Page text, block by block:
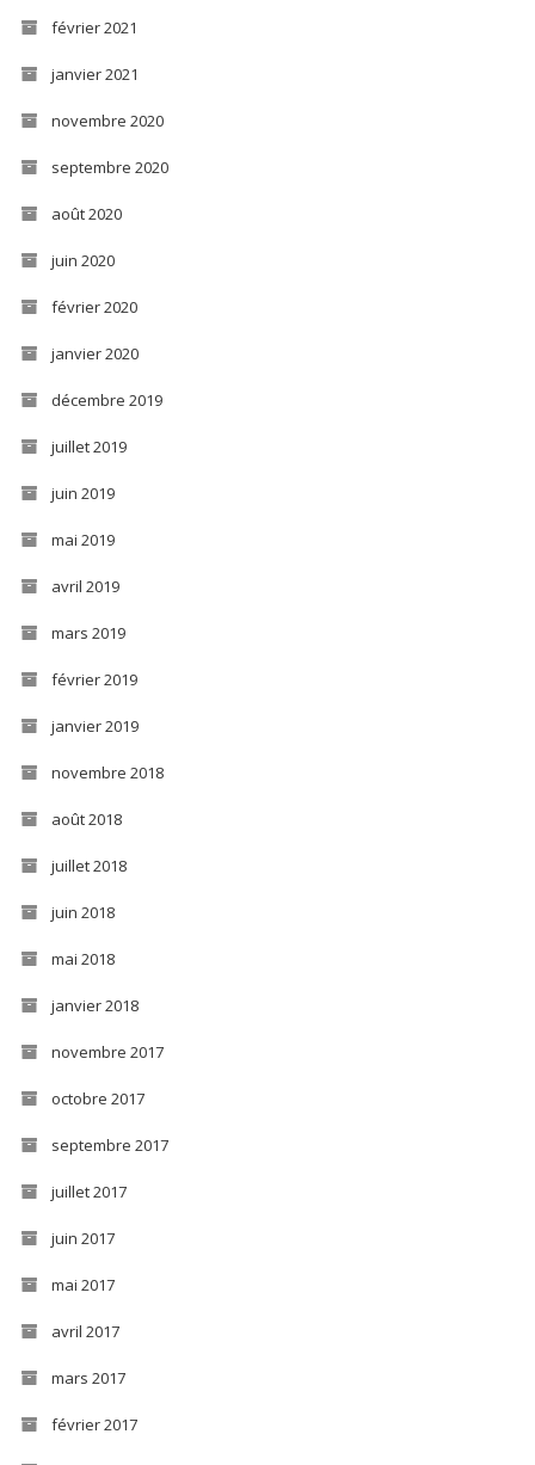
février 2021
janvier 2021
novembre 2020
septembre 2020
août 2020
juin 2020
février 2020
janvier 2020
décembre 2019
juillet 2019
juin 2019
mai 2019
avril 2019
mars 2019
février 2019
janvier 2019
novembre 2018
août 2018
juillet 2018
juin 2018
mai 2018
janvier 2018
novembre 2017
octobre 2017
septembre 2017
juillet 2017
juin 2017
mai 2017
avril 2017
mars 2017
février 2017